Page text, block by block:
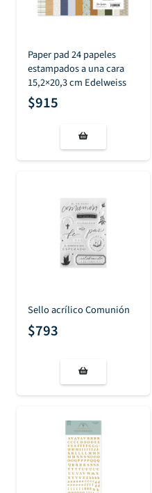
Paper pad 24 papeles
estampados a una cara
15,2×20,3 cm Edelweiss
$915
Sello acrílico Comunión
$793